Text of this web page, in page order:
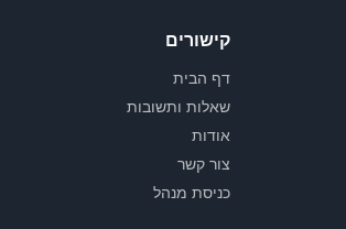
קישורים
דף הבית
שאלות ותשובות
אודות
צור קשר
כניסת מנהל